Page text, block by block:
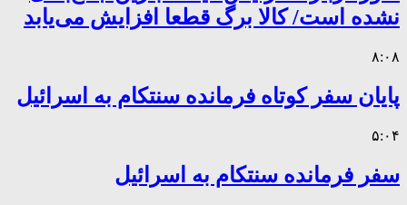
نشده است/ کالا برگ قطعا افزایش می‌یابد
۸:۰۸
پایان سفر کوتاه فرمانده سنتکام به اسرائیل
۵:۰۴
سفر فرمانده سنتکام به اسرائیل